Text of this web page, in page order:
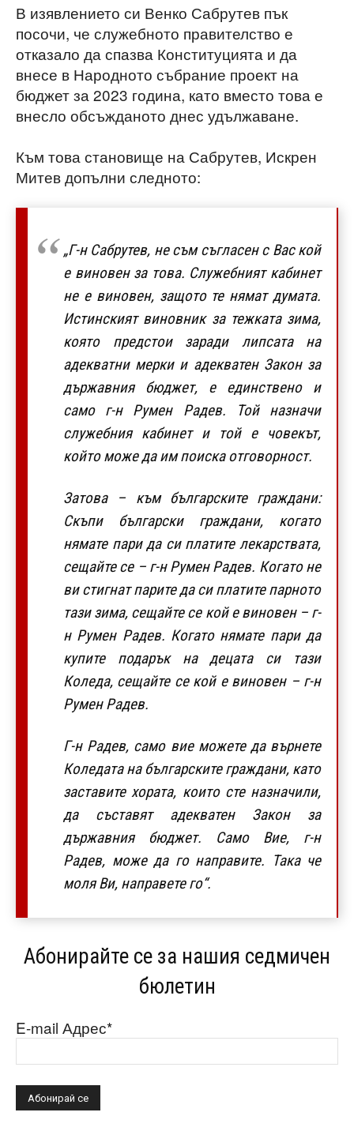
В изявлението си Венко Сабрутев пък
посочи, че служебното правителство е
отказало да спазва Конституцията и да
внесе в Народното събрание проект на
бюджет за 2023 година, като вместо това е
внесло обсъжданото днес удължаване.
Към това становище на Сабрутев, Искрен
Митев допълни следното:
„Г-н Сабрутев, не съм съгласен с Вас кой
е виновен за това. Служебният кабинет
не е виновен, защото те нямат думата.
Истинският виновник за тежката зима,
която предстои заради липсата на
адекватни мерки и адекватен Закон за
държавния бюджет, е единствено и
само г-н Румен Радев. Той назначи
служебния кабинет и той е човекът,
който може да им поиска отговорност.
Затова – към българските граждани:
Скъпи български граждани, когато
нямате пари да си платите лекарствата,
сещайте се – г-н Румен Радев. Когато не
ви стигнат парите да си платите парното
тази зима, сещайте се кой е виновен – г-
н Румен Радев. Когато нямате пари да
купите подарък на децата си тази
Коледа, сещайте се кой е виновен – г-н
Румен Радев.
Г-н Радев, само вие можете да върнете
Коледата на българските граждани, като
заставите хората, които сте назначили,
да съставят адекватен Закон за
държавния бюджет. Само Вие, г-н
Радев, може да го направите. Така че
моля Ви, направете го“.
Абонирайте се за нашия седмичен
бюлетин
E-mail Адрес*